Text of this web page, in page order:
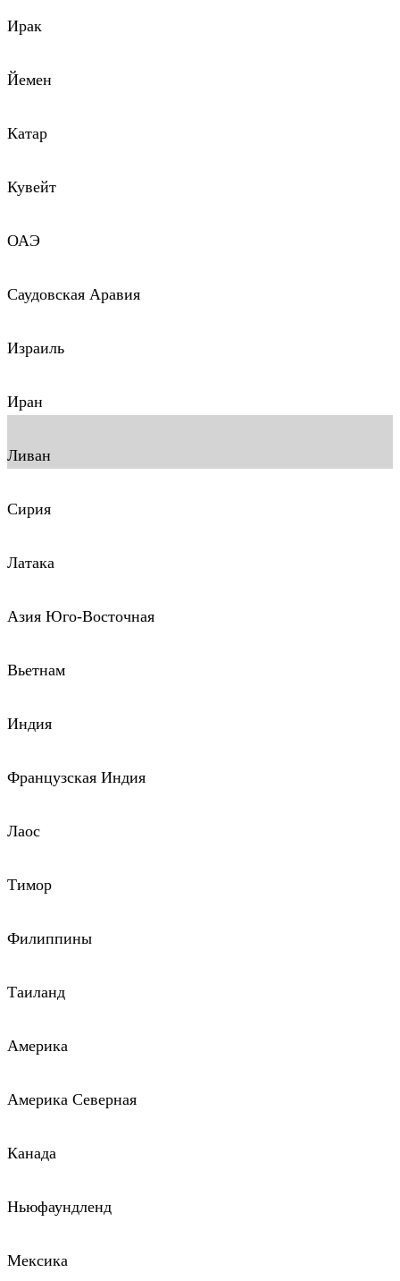
Ирак
Йемен
Катар
Кувейт
ОАЭ
Саудовская Аравия
Израиль
Иран
Ливан
Сирия
Латака
Азия Юго-Восточная
Вьетнам
Индия
Французская Индия
Лаос
Тимор
Филиппины
Таиланд
Америка
Америка Северная
Канада
Ньюфаундленд
Мексика